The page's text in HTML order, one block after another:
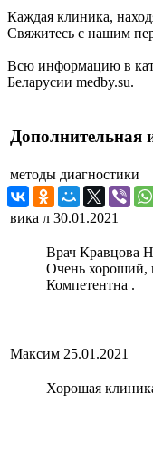
Каждая клиника,
Свяжитесь с нашим
Всю информацию в
Беларусии medby.su.
Дополнительная
методы диагностики
вика л 30.01.2021
Врач Кравцова
Очень хороший,
Компетентна .
Максим 25.01.2021
Хорошая